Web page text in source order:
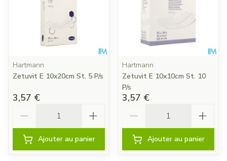
Hartmann
Zetuvit E 10x20cm St. 5 P/s
3,57 €
Ajouter au panier
Hartmann
Zetuvit E 10x10cm St. 10
P/s
3,57 €
Ajouter au panier